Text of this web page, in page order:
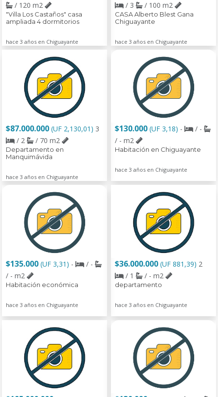
/ 120 m2
"Villa Los Castaños" casa
ampliada 4 dormitorios
hace 3 años en Chiguayante
/ 3
/ 100 m2
CASA Alberto Blest Gana
Chiguayante
hace 3 años en Chiguayante
$87.000.000 (UF 2,130,01) 3
/ 2
/ 70 m2
Departamento en
Manquimávida
hace 3 años en Chiguayante
$130.000 (UF 3,18) -
/ -
/ - m2
Habitación en Chiguayante
hace 3 años en Chiguayante
$135.000 (UF 3,31) -
/ -
/ - m2
Habitación económica
hace 3 años en Chiguayante
$36.000.000 (UF 881,39) 2
/ 1
/ - m2
departamento
hace 3 años en Chiguayante